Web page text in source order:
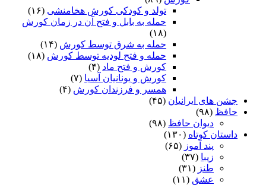
تولد و کودکی کورش هخامنشی (۱۶)
حمله به بابل و فتح آن در زمان کورش
(۱۸)
حمله به شرق توسط کورش (۱۴)
حمله و فتح لودیه توسط کورش (۱۸)
کورش و فتح ماد (۴)
کورش و یونانیان آسیا (۷)
همسر و فرزندان کورش (۴)
جشن های ایرانیان (۴۵)
حافظ (۹۸)
دیوان حافظ (۹۸)
داستان کوتاه (۱۳۰)
پند آموز (۶۵)
زیبا (۳۷)
طنز (۳۱)
عشق (۱۱)